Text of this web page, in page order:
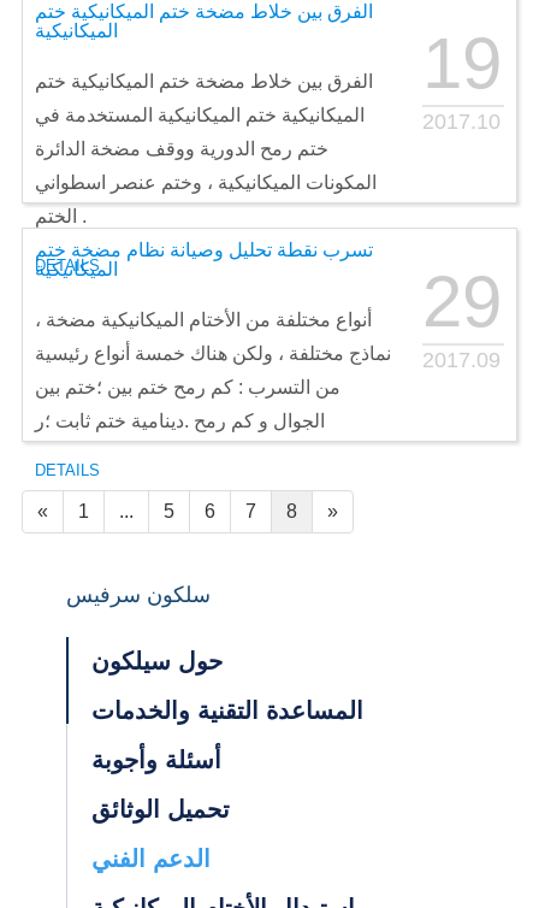
الفرق بين خلاط مضخة ختم الميكانيكية ختم
الميكانيكية
19
2017.10
الفرق بين خلاط مضخة ختم الميكانيكية ختم
الميكانيكية ختم الميكانيكية المستخدمة في
ختم رمح الدورية ووقف مضخة الدائرة
المكونات الميكانيكية ، وختم عنصر اسطواني
الختم .
DETAILS
تسرب نقطة تحليل وصيانة نظام مضخة ختم
الميكانيكية
29
2017.09
أنواع مختلفة من الأختام الميكانيكية مضخة ،
نماذج مختلفة ، ولكن هناك خمسة أنواع رئيسية
من التسرب : كم رمح ختم بين ؛ختم بين
الجوال و كم رمح .دينامية ختم ثابت ؛ر
DETAILS
« 1 ... 5 6 7 8 »
سلكون سرفيس
حول سيلكون
المساعدة التقنية والخدمات
أسئلة وأجوبة
تحميل الوثائق
الدعم الفني